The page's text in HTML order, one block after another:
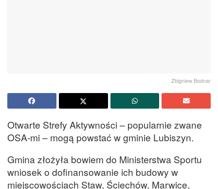
Zbigniew Bodnar
Otwarte Strefy Aktywności – popularnie zwane
OSA-mi – mogą powstać w gminie Lubiszyn.
Gmina złożyła bowiem do Ministerstwa Sportu
wniosek o dofinansowanie ich budowy w
miejscowościach Staw, Ściechów, Marwice,